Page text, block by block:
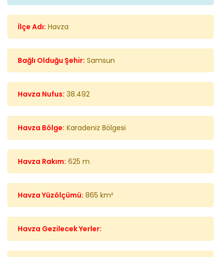
İlçe Adı: Havza
Bağlı Olduğu Şehir: Samsun
Havza Nufus: 38.492
Havza Bölge: Karadeniz Bölgesi
Havza Rakım: 625 m
Havza Yüzölçümü: 865 km²
Havza Gezilecek Yerler: